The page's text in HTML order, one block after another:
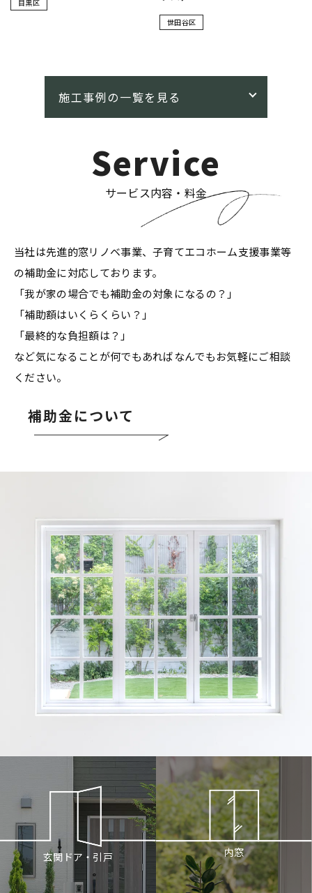
目黒区
世田谷区
Service
サービス内容・料金
当社は先進的窓リノベ事業、子育てエコホーム支援事業等
の補助金に対応しております。
「我が家の場合でも補助金の対象になるの？」
「補助額はいくらくらい？」
「最終的な負担額は？」
など気になることが何でもあればなんでもお気軽にご相談
ください。
補助金について
玄関ドア・引戸 内窓